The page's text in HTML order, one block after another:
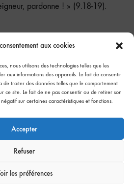
aux cookies
nous utilisons des technologies telles que les
aux informations des appareils. Le fait de consentir
de traiter des données telles que le comportement
ce site. Le fait de ne pas consentir ou de retirer son
sur certaines caractéristiques et fonctions.
Accepter
Refuser
les préférences
pardonne ! » (9.18-19).
Copyright © 2021, Tom Bloomer
All rights reserved